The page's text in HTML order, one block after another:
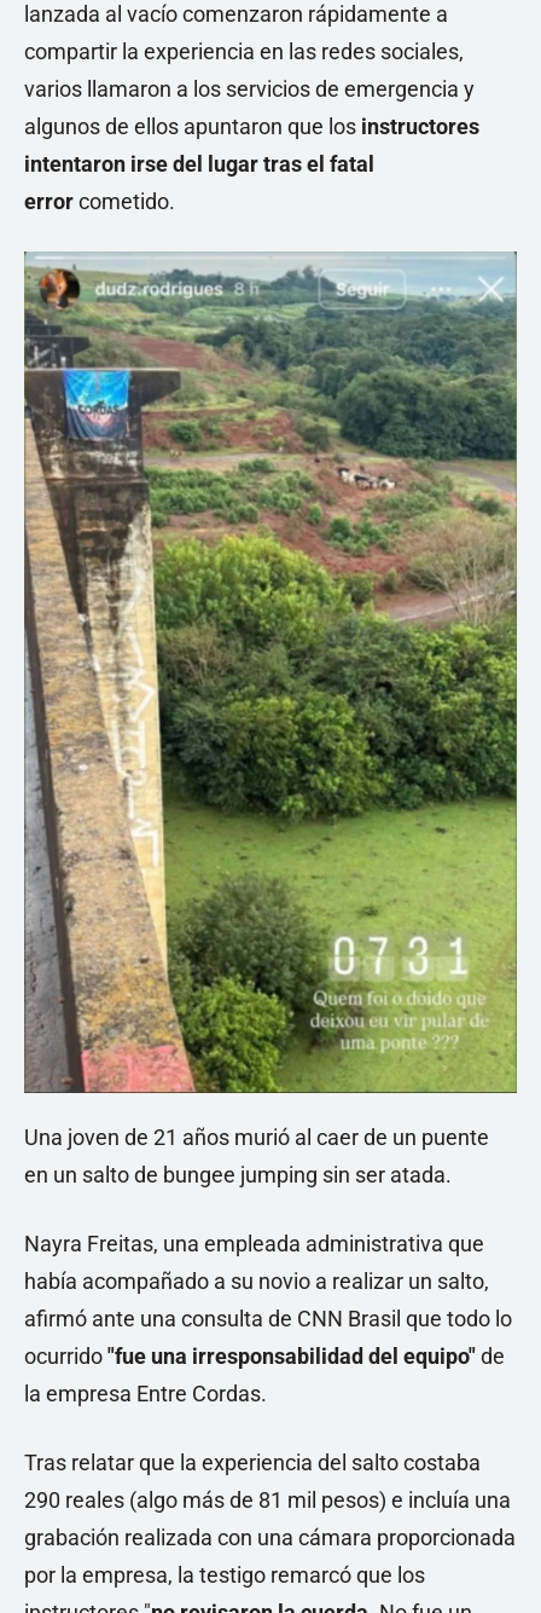
lanzada al vacío comenzaron rápidamente a
compartir la experiencia en las redes sociales,
varios llamaron a los servicios de emergencia y
algunos de ellos apuntaron que los instructores
intentaron irse del lugar tras el fatal
errorcometido.
Una joven de 21 años murió al caer de un puente
en un salto de bungee jumping sin ser atada.
Nayra Freitas, una empleada administrativa que
había acompañado a su novio a realizar un salto,
afirmó ante una consulta de CNN Brasil que todo lo
ocurrido"fue una irresponsabilidad del equipo"de
la empresa Entre Cordas.
Tras relatar que la experiencia del salto costaba
290 reales (algo más de 81 mil pesos) e incluía una
grabación realizada con una cámara proporcionada
por la empresa, la testigo remarcó que los